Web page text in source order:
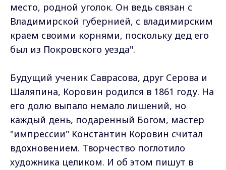
место, родной уголок. Он ведь связан с
Владимирской губернией, с владимирским
краем своими корнями, поскольку дед его
был из Покровского уезда".
Будущий ученик Саврасова, друг Серова и
Шаляпина, Коровин родился в 1861 году. На
его долю выпало немало лишений, но
каждый день, подаренный Богом, мастер
"импрессии" Константин Коровин считал
вдохновением. Творчество поглотило
художника целиком. И об этом пишут в